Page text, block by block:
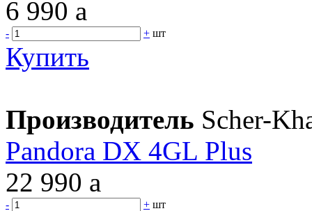
6 990 a
- + шт
Купить
Производитель Scher-
Pandora DX 4GL Plus
22 990 a
- + шт